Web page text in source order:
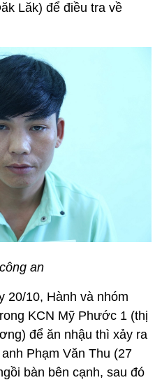
Lăk) để điều tra về
an
20/10, Hành và nhóm
KCN Mỹ Phước 1 (thị
để ăn nhậu thì xảy ra
Phạm Văn Thu (27
bàn bên cạnh, sau đó